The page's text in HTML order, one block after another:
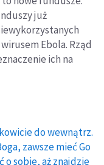
już
Ebola. Rząd
ich na
do wewnątrz.
zawsze mieć Go
o sobie, aż znajdzie